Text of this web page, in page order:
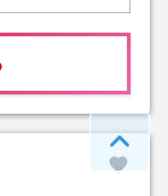
ペー